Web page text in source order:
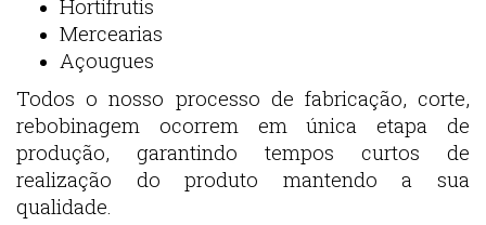
Hortifrutis
Mercearias
Açougues
Todos o nosso processo de fabricação, corte,
rebobinagem ocorrem em única etapa de
produção, garantindo tempos curtos de
realização do produto mantendo a sua
qualidade.